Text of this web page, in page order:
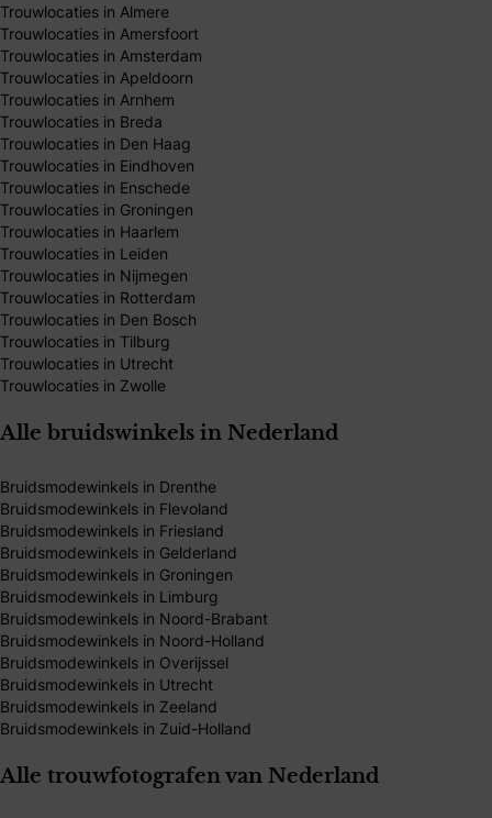
Trouwlocaties in Almere
Trouwlocaties in Amersfoort
Trouwlocaties in Amsterdam
Trouwlocaties in Apeldoorn
Trouwlocaties in Arnhem
Trouwlocaties in Breda
Trouwlocaties in Den Haag
Trouwlocaties in Eindhoven
Trouwlocaties in Enschede
Trouwlocaties in Groningen
Trouwlocaties in Haarlem
Trouwlocaties in Leiden
Trouwlocaties in Nijmegen
Trouwlocaties in Rotterdam
Trouwlocaties in Den Bosch
Trouwlocaties in Tilburg
Trouwlocaties in Utrecht
Trouwlocaties in Zwolle
Alle bruidswinkels in Nederland
Bruidsmodewinkels in Drenthe
Bruidsmodewinkels in Flevoland
Bruidsmodewinkels in Friesland
Bruidsmodewinkels in Gelderland
Bruidsmodewinkels in Groningen
Bruidsmodewinkels in Limburg
Bruidsmodewinkels in Noord-Brabant
Bruidsmodewinkels in Noord-Holland
Bruidsmodewinkels in Overijssel
Bruidsmodewinkels in Utrecht
Bruidsmodewinkels in Zeeland
Bruidsmodewinkels in Zuid-Holland
Alle trouwfotografen van Nederland